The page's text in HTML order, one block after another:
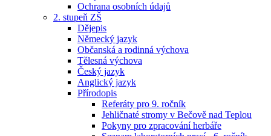
Ochrana osobních údajů
2. stupeň ZŠ
Dějepis
Německý jazyk
Občanská a rodinná výchova
Tělesná výchova
Český jazyk
Anglický jazyk
Přírodopis
Referáty pro 9. ročník
Jehličnaté stromy v Bečově nad Teplou
Pokyny pro zpracování herbáře